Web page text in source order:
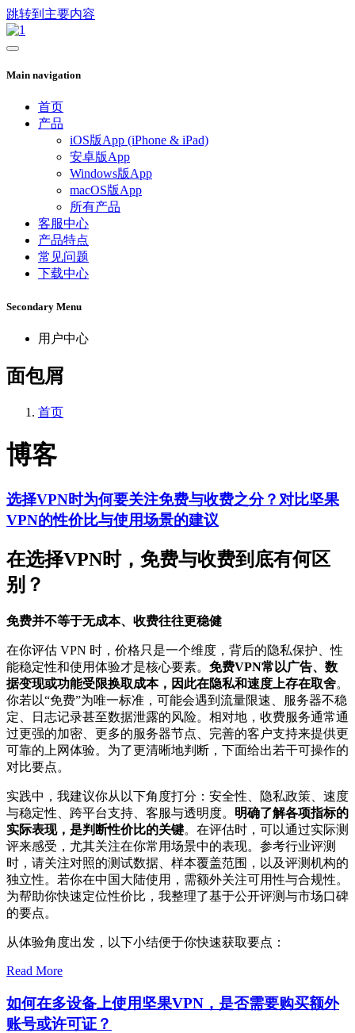
跳转到主要内容
Main navigation
首页
产品
iOS版App (iPhone & iPad)
安卓版App
Windows版App
macOS版App
所有产品
客服中心
产品特点
常见问题
下载中心
Secondary Menu
用户中心
面包屑
首页
博客
选择VPN时为何要关注免费与收费之分？对比坚果
VPN的性价比与使用场景的建议
在选择VPN时，免费与收费到底有何区
别？
免费并不等于无成本、收费往往更稳健
在你评估 VPN 时，价格只是一个维度，背后的隐私保护、性
能稳定性和使用体验才是核心要素。 免费VPN常以广告、数
据变现或功能受限换取成本，因此在隐私和速度上存在取舍。
你若以“免费”为唯一标准，可能会遇到流量限速、服务器不稳
定、日志记录甚至数据泄露的风险。相对地，收费服务通常通
过更强的加密、更多的服务器节点、完善的客户支持来提供更
可靠的上网体验。为了更清晰地判断，下面给出若干可操作的
对比要点。
实践中，我建议你从以下角度打分：安全性、隐私政策、速度
与稳定性、跨平台支持、客服与透明度。 明确了解各项指标的
实际表现，是判断性价比的关键。在评估时，可以通过实际测
评来感受，尤其关注在你常用场景中的表现。参考行业评测
时，请关注对照的测试数据、样本覆盖范围，以及评测机构的
独立性。若你在中国大陆使用，需额外关注可用性与合规性。
为帮助你快速定位性价比，我整理了基于公开评测与市场口碑
的要点。
从体验角度出发，以下小结便于你快速获取要点：
Read More
如何在多设备上使用坚果VPN，是否需要购买额外
账号或许可证？